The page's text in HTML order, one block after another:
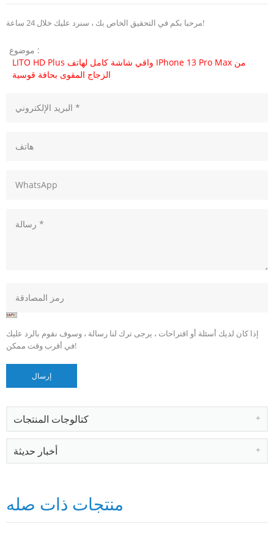
مرحبا بكم في التحقيق الخاص بك ، سنرد عليك خلال 24 ساعة!
موضوع :
LITO HD Plus واقي شاشة كامل لهاتف IPhone 13 Pro Max من
الزجاج المقوى بحافة قوسية
إذا كان لديك أسئلة أو اقتراحات ، يرجى ترك لنا رسالة ، وسوف نقوم بالرد عليك
في أقرب وقت ممكن!
كتالوجات المنتجات
أخبار حديثة
منتجات ذات صله